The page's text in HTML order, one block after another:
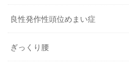
良性発作性頭位めまい症
ぎっくり腰